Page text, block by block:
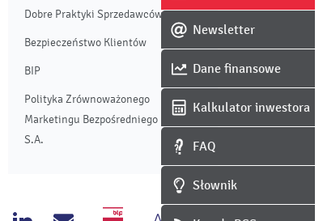
Newsletter
Dane finansowe
Kalkulator inwestora
FAQ
Słownik
Dobre Praktyki Sprzedawców
Bezpieczeństwo Klientów
BIP
Polityka Zrównoważonego
Marketingu Bezpośredniego Enei
S.A.